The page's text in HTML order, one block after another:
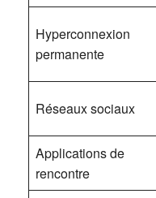
Hyperconnexion
permanente
Réseaux sociaux
Applications de
rencontre